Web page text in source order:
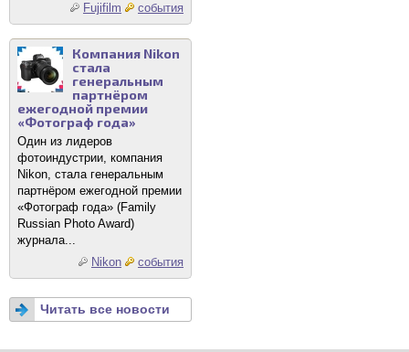
Fujifilm
события
Компания Nikon
стала
генеральным
партнёром
ежегодной премии
«Фотограф года»
Один из лидеров
фотоиндустрии, компания
Nikon, стала генеральным
партнёром ежегодной премии
«Фотограф года» (Family
Russian Photo Award)
журнала...
Nikon
события
Читать все новости